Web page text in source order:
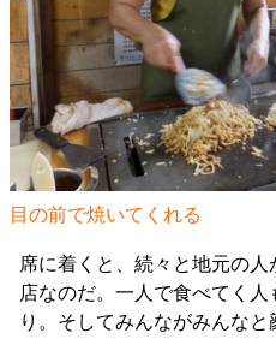
目の前で焼いてくれる
席に着くと、続々と地元の
店なのだ。一人で食べてく
り。そしてみんながみんなと